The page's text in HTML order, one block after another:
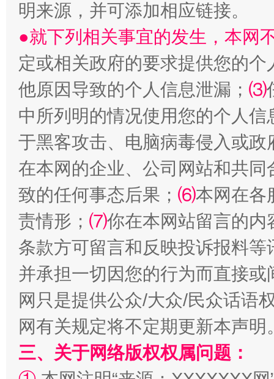
解纷+调解+退费，一次搞定
站台名比不上好声名
明来源，并可添加相应链接。
●就下列相关事宜的发生，本网
定或相关政府的要求提供您的个
他原因导致的个人信息泄漏； ⑶
中所列明的情况使用您的个人
于黑客攻击、电脑病毒侵入或
在本网的企业、公司网站和共
致的任何事态后果； ⑹本网在各
责情形； ⑺你在本网站留言的内
条款方可留言和反映投诉报料
并承担一切因您的行为而直接
网只是提供公众/大众/民众话语
网有关规定将不定期更新本声明
三、关于网络版权权属问题：